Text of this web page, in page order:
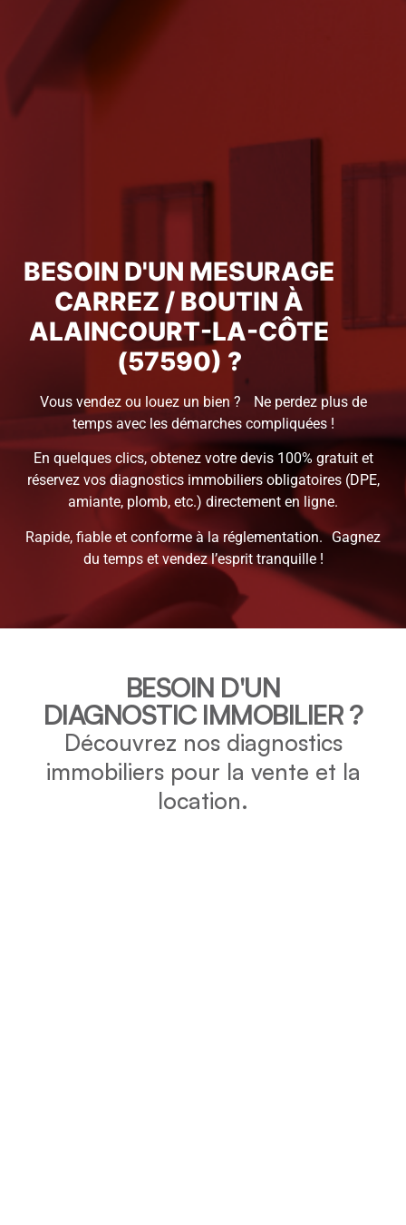
BESOIN D'UN MESURAGE
CARREZ / BOUTIN À
ALAINCOURT-LA-CÔTE
(57590) ?
Vous vendez ou louez un bien ? Ne perdez plus de
temps avec les démarches compliquées !
En quelques clics, obtenez votre devis 100% gratuit et
réservez vos diagnostics immobiliers obligatoires (DPE,
amiante, plomb, etc.) directement en ligne.
Rapide, fiable et conforme à la réglementation. Gagnez
du temps et vendez l’esprit tranquille !
BESOIN D'UN
DIAGNOSTIC IMMOBILIER ?
Découvrez nos diagnostics
immobiliers pour la vente et la
location.